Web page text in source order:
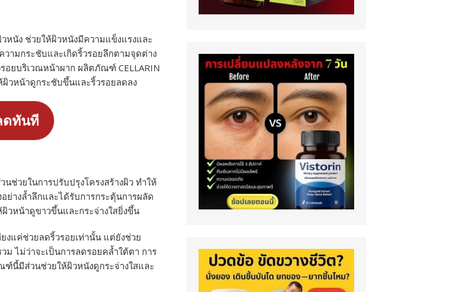
หนัง ช่วยให้ผิวหนังมีความแข็งแรงและ
ามกระชับและเกิดริ้วรอยลึกตามจุดต่าง
อยบริเวณหน้าผาก ผลิตภัณฑ์ CELLARIN
วหน้าดูกระชับขึ้นและริ้วรอยลดลง
ดทันที
นช่วยในการปรับปรุงโครงสร้างผิว ทำให้
ย่างล้ำลึกและได้รับการกระตุ้นการผลัด
วหน้าดูขาวขึ้นและกระจ่างใสยิ่งขึ้น
แค่ช่วยลดริ้วรอยเท่านั้น แต่ยังช่วย
ม ไม่ว่าจะเป็นการลดรอยคล้ำใต้ตา การ
นี้มีส่วนช่วยให้ผิวหนังดูกระจ่างใสและ